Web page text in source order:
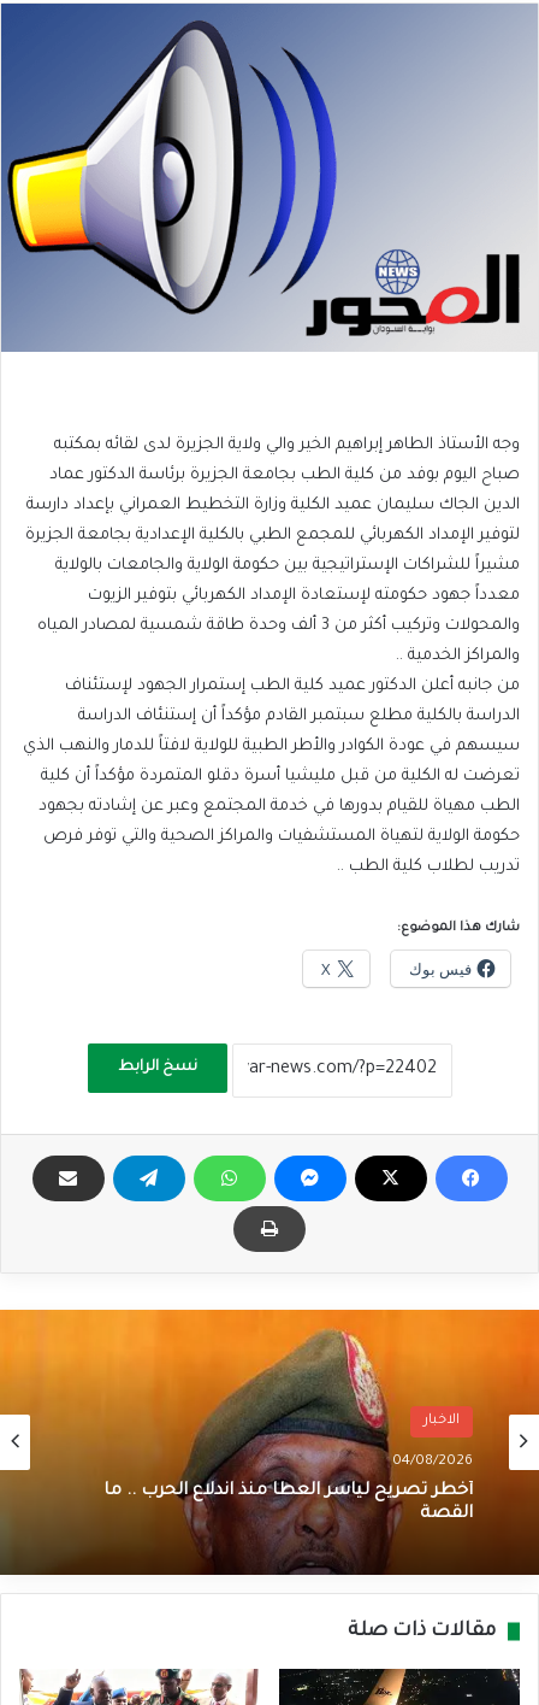
وجه الأستاذ الطاهر إبراهيم الخير والي ولاية الجزيرة لدى لقائه بمكتبه
صباح اليوم بوفد من كلية الطب بجامعة الجزيرة برئاسة الدكتور عماد
الدين الجاك سليمان عميد الكلية وزارة التخطيط العمراني بإعداد دارسة
لتوفير الإمداد الكهربائي للمجمع الطبي بالكلية الإعدادية بجامعة الجزيرة
مشيراً للشراكات الإستراتيجية بين حكومة الولاية والجامعات بالولاية
معدداً جهود حكومته لإستعادة الإمداد الكهربائي بتوفير الزيوت
والمحولات وتركيب أكثر من 3 ألف وحدة طاقة شمسية لمصادر المياه
والمراكز الخدمية ..
من جانبه أعلن الدكتور عميد كلية الطب إستمرار الجهود لإستئناف
الدراسة بالكلية مطلع سبتمبر القادم مؤكداً أن إستنئاف الدراسة
سيسهم في عودة الكوادر والأطر الطبية للولاية لافتاً للدمار والنهب الذي
تعرضت له الكلية من قبل مليشيا أسرة دقلو المتمردة مؤكداً أن كلية
الطب مهياة للقيام بدورها في خدمة المجتمع وعبر عن إشادته بجهود
حكومة الولاية لتهياة المستشفيات والمراكز الصحية والتي توفر فرص
تدريب لطلاب كلية الطب ..
شارك هذا الموضوع:
فيس بوك X
نسخ الرابط
الاخبار
04/08/2026
أخطر تصريح لياسر العطا منذ اندلاع الحرب .. ما
القصة
مقالات ذات صلة